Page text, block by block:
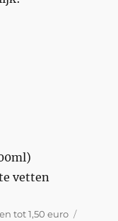
vetten
tot 1,50 euro